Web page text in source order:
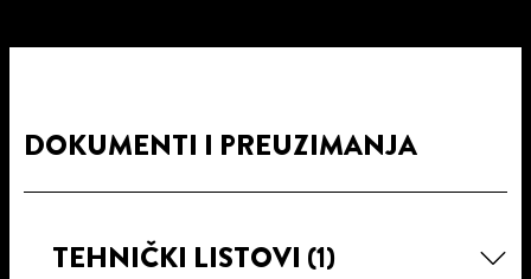
DOKUMENTI I PREUZIMANJA
TEHNIČKI LISTOVI (1)